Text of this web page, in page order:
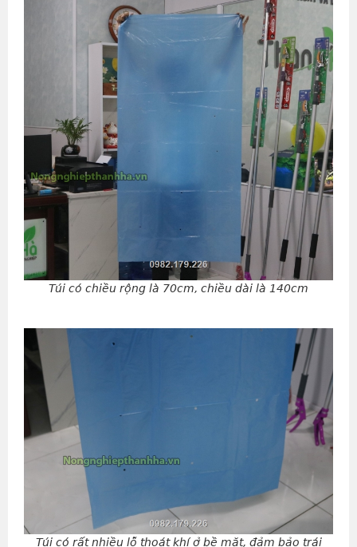
Túi có chiều rộng là 70cm, chiều dài là 140cm
Túi có rất nhiều lỗ thoát khí ở bề mặt, đảm bảo trái